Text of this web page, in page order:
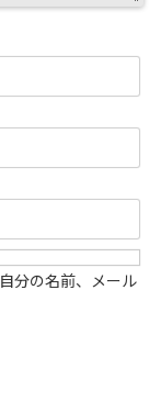
分の名前、メール